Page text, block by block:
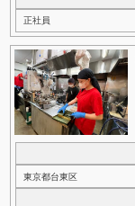
正社員
東京都台東区